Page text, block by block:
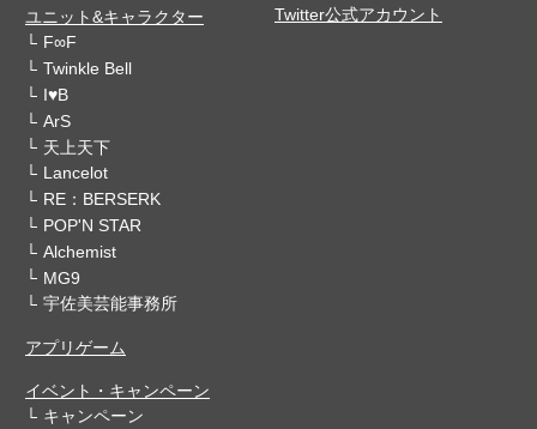
ユニット&キャラクター
F∞F
Twinkle Bell
I♥B
ArS
天上天下
Lancelot
RE：BERSERK
POP'N STAR
Alchemist
MG9
宇佐美芸能事務所
アプリゲーム
イベント・キャンペーン
キャンペーン
Twitter公式アカウント